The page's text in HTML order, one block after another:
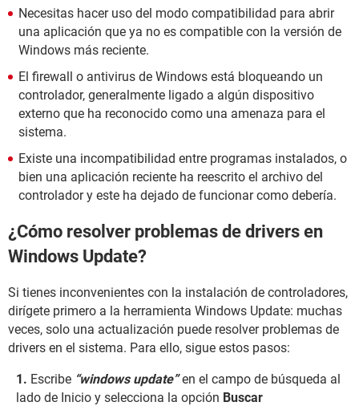
Necesitas hacer uso del modo compatibilidad para abrir
una aplicación que ya no es compatible con la versión de
Windows más reciente.
El firewall o antivirus de Windows está bloqueando un
controlador, generalmente ligado a algún dispositivo
externo que ha reconocido como una amenaza para el
sistema.
Existe una incompatibilidad entre programas instalados, o
bien una aplicación reciente ha reescrito el archivo del
controlador y este ha dejado de funcionar como debería.
¿Cómo resolver problemas de drivers en
Windows Update?
Si tienes inconvenientes con la instalación de controladores,
dirígete primero a la herramienta Windows Update: muchas
veces, solo una actualización puede resolver problemas de
drivers en el sistema. Para ello, sigue estos pasos:
Escribe “windows update”en el campo de búsqueda al
lado de Inicio y selecciona la opción Buscar